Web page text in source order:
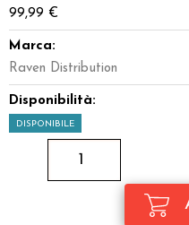
99,99 €
Marca:
Raven Distribution
Disponibilità:
DISPONIBILE